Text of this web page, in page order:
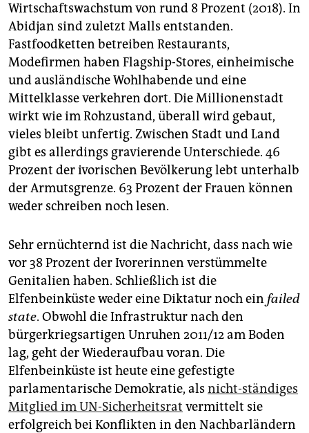
Wirtschaftswachstum von rund 8 Prozent (2018). In
Abidjan sind zuletzt Malls entstanden.
Fastfoodketten betreiben Restaurants,
Modefirmen haben Flagship-Stores, einheimische
und ausländische Wohlhabende und eine
Mittelklasse verkehren dort. Die Millionenstadt
wirkt wie im Rohzustand, überall wird gebaut,
vieles bleibt unfertig. Zwischen Stadt und Land
gibt es allerdings gravierende Unterschiede. 46
Prozent der ivorischen Bevölkerung lebt unterhalb
der Armutsgrenze. 63 Prozent der Frauen können
weder schreiben noch lesen.
Sehr ernüchternd ist die Nachricht, dass nach wie
vor 38 Prozent der Ivorerinnen verstümmelte
Genitalien haben. Schließlich ist die
Elfenbeinküste weder eine Diktatur noch ein failed
state. Obwohl die Infrastruktur nach den
bürgerkriegsartigen Unruhen 2011/12 am Boden
lag, geht der Wiederaufbau voran. Die
Elfenbeinküste ist heute eine gefestigte
parlamentarische Demokratie, als nicht-ständiges
Mitglied im UN-Sicherheitsrat vermittelt sie
erfolgreich bei Konflikten in den Nachbarländern